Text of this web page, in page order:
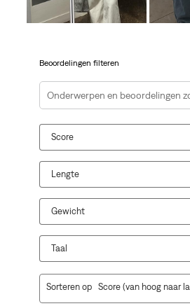
open
je
open
je
open
je
je
Beoordelingen filteren
Onderwerpen en beoordelingen
Score
Lengte
Gewicht
Taal
Sorteren op Score (van hoog naar